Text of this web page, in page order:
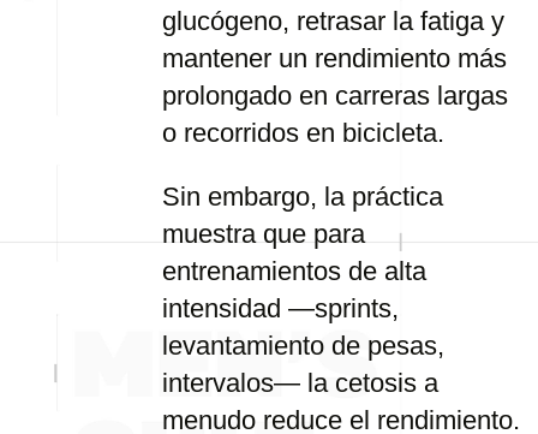
glucógeno, retrasar la fatiga y
mantener un rendimiento más
prolongado en carreras largas
o recorridos en bicicleta.
Sin embargo, la práctica
muestra que para
entrenamientos de alta
intensidad —sprints,
levantamiento de pesas,
intervalos— la cetosis a
menudo reduce el rendimiento.